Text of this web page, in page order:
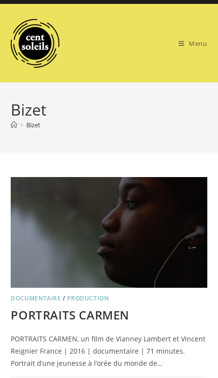
Skip
content
Menu
Bizet
> Bizet
DOCUMENTAIRE / PRODUCTION
PORTRAITS CARMEN
PORTRAITS CARMEN, un film de Vianney Lambert et Vincent
Reignier France | 2016 | documentaire | 71 minutes.
Portrait d’une jeunesse à l’orée du monde de…